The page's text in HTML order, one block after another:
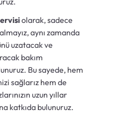
olarak, sadece
aynı zamanda
uzatacak ve
bakım
Bu sayede, hem
sağlarız hem de
uzun yıllar
katkıda bulunuruz.